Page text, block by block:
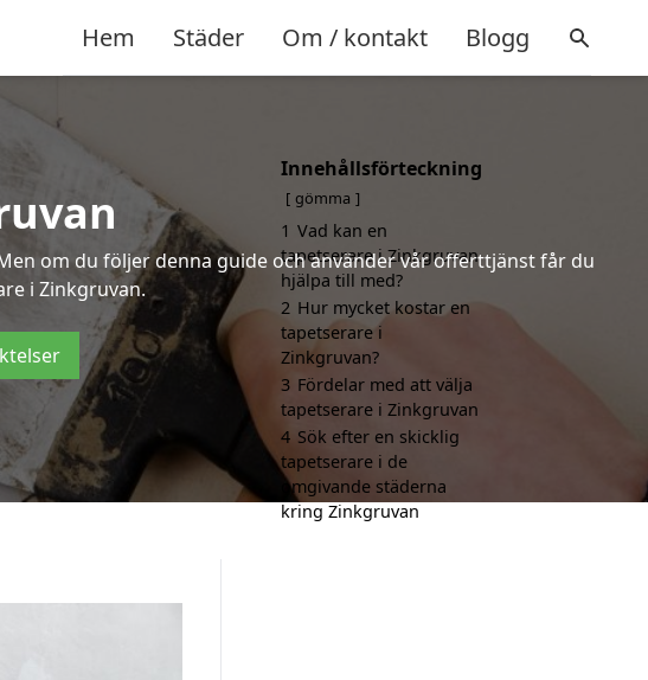
Hem Städer Om / kontakt Blogg
om du följer denna guide och använder vår offerttjänst får du
i Zinkgruvan.
Innehållsförteckning
gömma
1 Vad kan en
tapetserare i Zinkgruvan
hjälpa till med?
2 Hur mycket kostar en
tapetserare i
Zinkgruvan?
3 Fördelar med att välja
tapetserare i Zinkgruvan
4 Sök efter en skicklig
tapetserare i de
omgivande städerna
kring Zinkgruvan